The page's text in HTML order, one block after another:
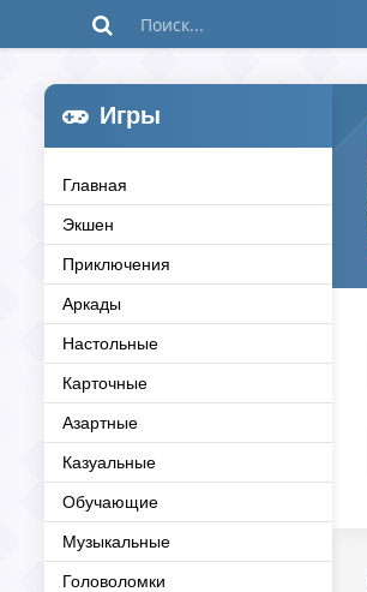
Игры
Главная
Экшен
Приключения
Аркады
Настольные
Карточные
Азартные
Казуальные
Обучающие
Музыкальные
Головоломки